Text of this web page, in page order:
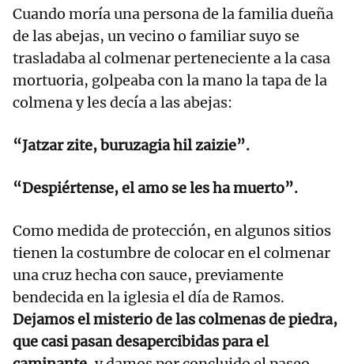
Cuando moría una persona de la familia dueña
de las abejas, un vecino o familiar suyo se
trasladaba al colmenar perteneciente a la casa
mortuoria, golpeaba con la mano la tapa de la
colmena y les decía a las abejas:
“Jatzar zite, buruzagia hil zaizie”.
“Despiértense, el amo se les ha muerto”.
Como medida de protección, en algunos sitios
tienen la costumbre de colocar en el colmenar
una cruz hecha con sauce, previamente
bendecida en la iglesia el día de Ramos.
Dejamos el misterio de las colmenas de piedra,
que casi pasan desapercibidas para el